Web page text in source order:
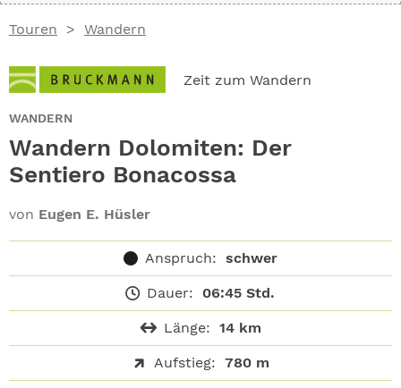
Touren Wandern
Zeit zum Wandern
WANDERN
Wandern Dolomiten: Der
Sentiero Bonacossa
von Eugen E. Hüsler
Anspruch: schwer
Dauer: 06:45 Std.
Länge: 14 km
Aufstieg: 780 m
ABO
GEWINNEN
NEWSLETTER
SHOP